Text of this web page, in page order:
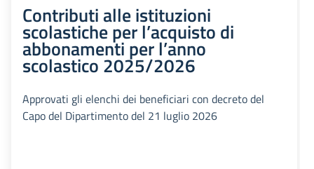
Contributi alle istituzioni
scolastiche per l’acquisto di
abbonamenti per l’anno
scolastico 2025/2026
Approvati gli elenchi dei beneficiari con decreto del
Capo del Dipartimento del 21 luglio 2026